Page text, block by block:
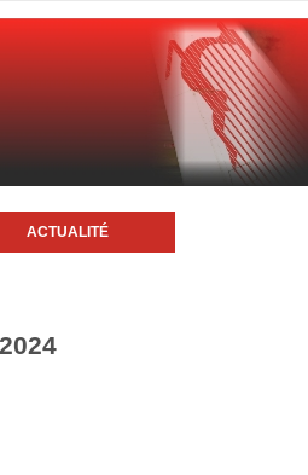
ACTUALITÉ